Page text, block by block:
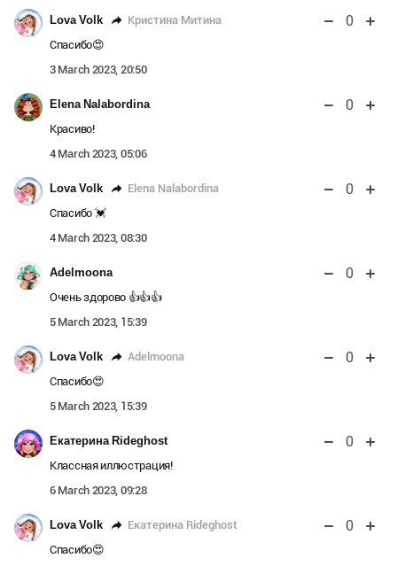
Lova Volk Кристина Митина 0
Спасибо😍
3 March 2023, 20:50
Elena Nalabordina 0
Красиво!
4 March 2023, 05:06
Lova Volk Elena Nalabordina 0
Спасибо 💓
4 March 2023, 08:30
Adelmoona 0
Очень здорово 👍👍👍
5 March 2023, 15:39
Lova Volk Adelmoona 0
Спасибо😍
5 March 2023, 15:39
Екатерина Rideghost 0
Классная иллюстрация!
6 March 2023, 09:28
Lova Volk Екатерина Rideghost 0
Спасибо😍